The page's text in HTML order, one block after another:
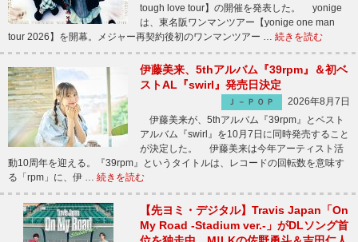
tough love tour】の開催を発表した。 yonige
は、東名阪ワンマンツアー【yonige one man
tour 2026】を開幕。メジャー再契約後初のワンマンツアー … 続きを読む
伊藤美来、5thアルバム『39rpm』＆初ベ
ストAL『swirl』発売日決定
Ｊ－ＰＯＰ
2026年8月7日
伊藤美来が、5thアルバム『39rpm』とベスト
アルバム『swirl』を10月7日に同時発売すること
が決定した。 伊藤美来は今年アーティスト活
動10周年を迎える。『39rpm』というタイトルは、レコードの回転数を意味す
る「rpm」に、伊 … 続きを読む
【先ヨミ・デジタル】Travis Japan「On
My Road -Stadium ver.-」がDLソング首